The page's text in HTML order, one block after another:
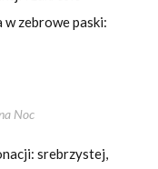
zebrowe paski:
Noc
srebrzystej,